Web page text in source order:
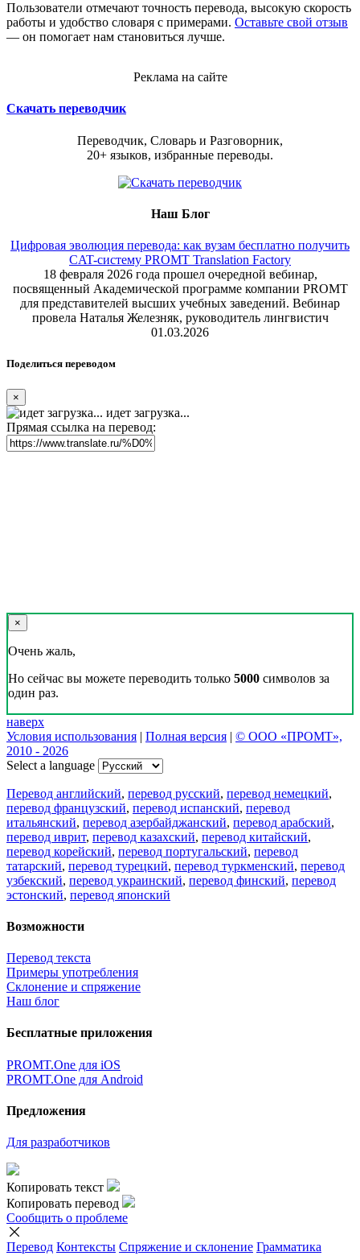
Пользователи отмечают точность перевода, высокую скорость
работы и удобство словаря с примерами. Оставьте свой отзыв
— он помогает нам становиться лучше.
Реклама на сайте
Скачать переводчик
Переводчик, Словарь и Разговорник,
20+ языков, избранные переводы.
Наш Блог
Цифровая эволюция перевода: как вузам бесплатно получить
CAT-систему PROMT Translation Factory
18 февраля 2026 года прошел очередной вебинар,
посвященный Академической программе компании PROMT
для представителей высших учебных заведений. Вебинар
провела Наталья Железняк, руководитель лингвистич
01.03.2026
Поделиться переводом
×
идет загрузка...
Прямая ссылка на перевод:
×
Очень жаль,
Но сейчас вы можете переводить только 5000 символов за
один раз.
наверх
Условия использования | Полная версия | © ООО «ПРОМТ»,
2010 - 2026
Select a language
Перевод английский, перевод русский, перевод немецкий,
перевод французский, перевод испанский, перевод
итальянский, перевод азербайджанский, перевод арабский,
перевод иврит, перевод казахский, перевод китайский,
перевод корейский, перевод португальский, перевод
татарский, перевод турецкий, перевод туркменский, перевод
узбекский, перевод украинский, перевод финский, перевод
эстонский, перевод японский
Возможности
Перевод текста
Примеры употребления
Склонение и спряжение
Наш блог
Бесплатные приложения
PROMT.One для iOS
PROMT.One для Android
Предложения
Для разработчиков
Копировать текст
Копировать перевод
Сообщить о проблеме
Перевод Контексты Спряжение и склонение Грамматика